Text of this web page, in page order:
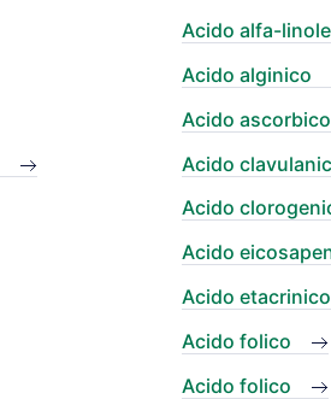
Acido alfa-
Acido alginico
Acido ascorbico
Acido
Acido
Acido
Acido etacrinico
Acido folico
Acido folico